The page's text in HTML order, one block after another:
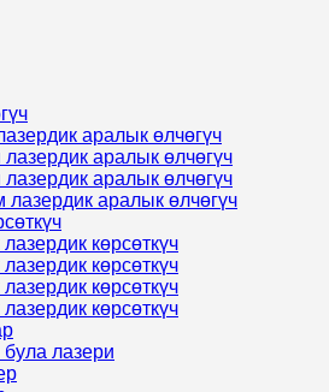
аралык өлчөгүч
аралык өлчөгүч
аралык өлчөгүч
лазердик аралык өлчөгүч
көрсөткүч
көрсөткүч
көрсөткүч
көрсөткүч
лазери